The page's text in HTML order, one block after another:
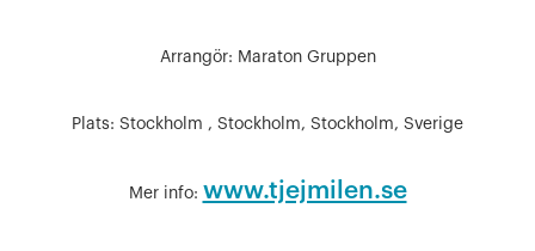
Arrangör: Maraton Gruppen
Plats: Stockholm , Stockholm, Stockholm, Sverige
Mer info: www.tjejmilen.se